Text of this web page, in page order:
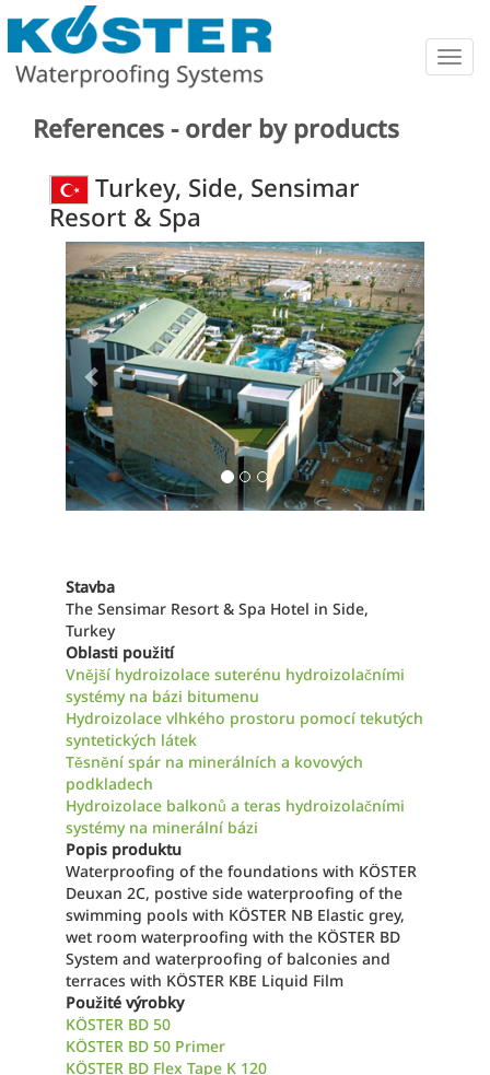
References - order by products
Turkey, Side, Sensimar
Resort & Spa
Previous Next
Stavba
The Sensimar Resort & Spa Hotel in Side,
Turkey
Oblasti použití
Vnější hydroizolace suterénu hydroizolačními
systémy na bázi bitumenu
Hydroizolace vlhkého prostoru pomocí tekutých
syntetických látek
Těsnění spár na minerálních a kovových
podkladech
Hydroizolace balkonů a teras hydroizolačními
systémy na minerální bázi
Popis produktu
Waterproofing of the foundations with KÖSTER
Deuxan 2C, postive side waterproofing of the
swimming pools with KÖSTER NB Elastic grey,
wet room waterproofing with the KÖSTER BD
System and waterproofing of balconies and
terraces with KÖSTER KBE Liquid Film
Použité výrobky
KÖSTER BD 50
KÖSTER BD 50 Primer
KÖSTER BD Flex Tape K 120